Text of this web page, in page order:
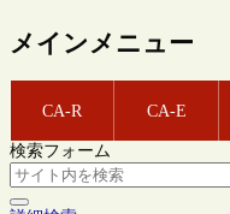
メインメニュー
CA-R CA-E
検索フォーム